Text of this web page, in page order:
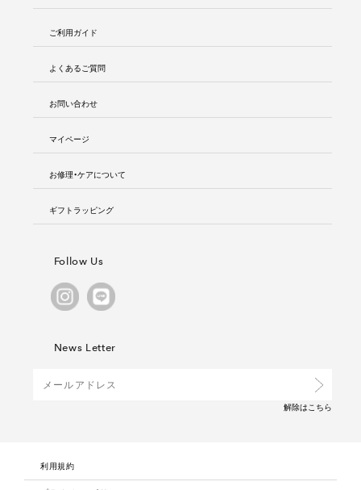
ご利用ガイド
よくあるご質問
お問い合わせ
マイページ
お修理・ケアについて
ギフトラッピング
Follow Us
News Letter
解除はこちら
利用規約